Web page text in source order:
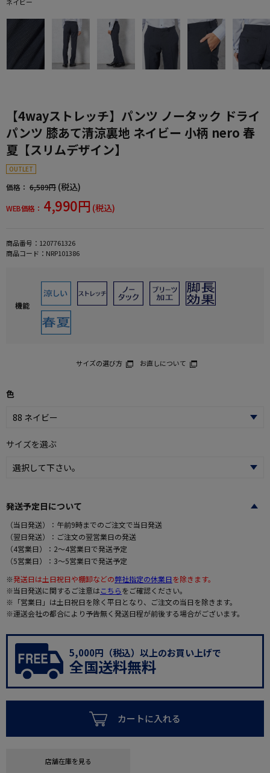
【4wayストレッチ】パンツ ノータック ドライ
パンツ 膝あて清涼裏地 ネイビー 小柄 nero 春
夏【スリムデザイン】
OUTLET
価格： 6,589円 (税込)
WEB価格： 4,990円 (税込)
商品番号： 1207761326
商品コード： NRP101386
機能
サイズの選び方 お直しについて
色
サイズを選ぶ
発送予定日について
（当日発送）：午前9時までのご注文で当日発送
（翌日発送）：ご注文の翌営業日の発送
（4営業日）：2～4営業日で発送予定
（5営業日）：3～5営業日で発送予定
※発送日は土日祝日や棚卸などの弊社指定の休業日を除きます。
※当日発送に関するご注意はこちらをご確認ください。
※「営業日」は土日祝日を除く平日となり、ご注文の当日を除きます。
※運送会社の都合により予告無く発送日程が前後する場合がございます。
5,000円（税込）以上のお買い上げで
全国送料無料
カートに入れる
店舗在庫を見る